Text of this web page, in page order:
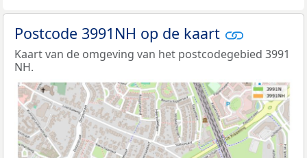
Postcode 3991NH op de kaart
Kaart van de omgeving van het postcodegebied 3991
NH.